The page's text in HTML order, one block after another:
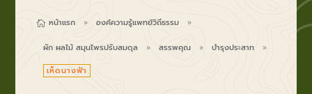
 หน้าแรก 9 องค์ความรู้แพทย์วิถีธรรม 9
ผัก ผลไม้ สมุนไพรปรับสมดุล 9 สรรพคุณ 9 บำรุงประสาท 9
เห็ดนางฟ้า